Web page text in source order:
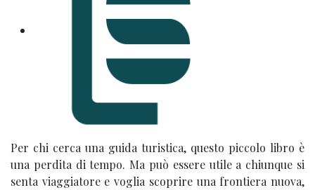
Per chi cerca una guida turistica, questo piccolo libro è
una perdita di tempo. Ma può essere utile a chiunque si
senta viaggiatore e voglia scoprire una frontiera nuova,